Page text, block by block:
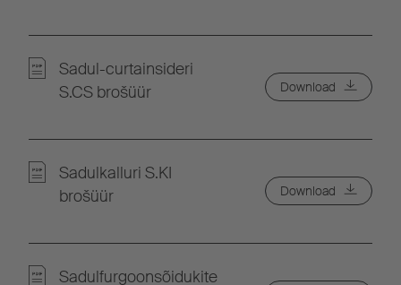
Sadul-curtainsideri
S.CS brošüür
Download
Sadulkalluri S.KI
brošüür
Download
Sadulfurgoonsõidukite